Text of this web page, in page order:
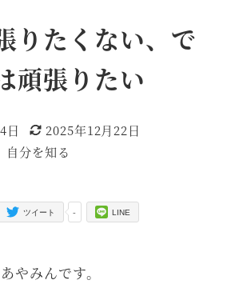
りたくない、で
頑張りたい
日
更新日
2025年12月22日
ゴリー
自分を知る
-
ツイート LINE
やみんです。